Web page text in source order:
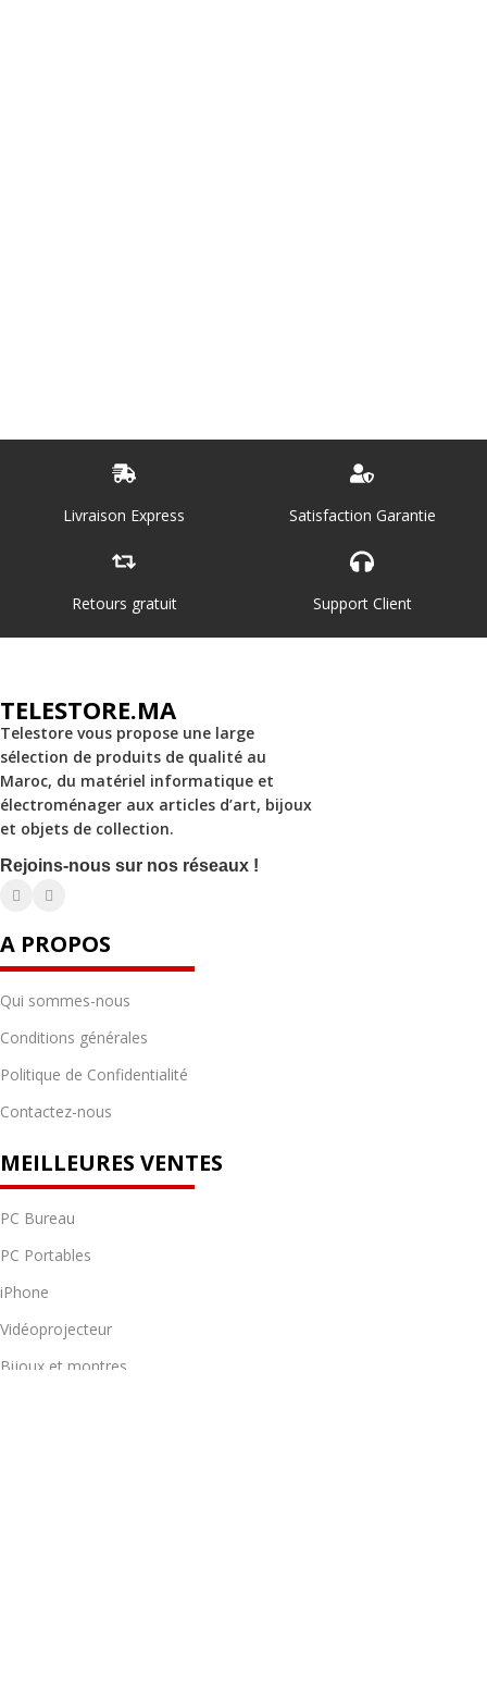
Livraison Express Satisfaction Garantie
Retours gratuit Support Client
TELESTORE.MA
Telestore vous propose une large
sélection de produits de qualité au
Maroc, du matériel informatique et
électroménager aux articles d’art, bijoux
et objets de collection.
Rejoins-nous sur nos réseaux !
A PROPOS
Qui sommes-nous
Conditions générales
Politique de Confidentialité
Contactez-nous
MEILLEURES VENTES
PC Bureau
PC Portables
iPhone
Vidéoprojecteur
Bijoux et montres